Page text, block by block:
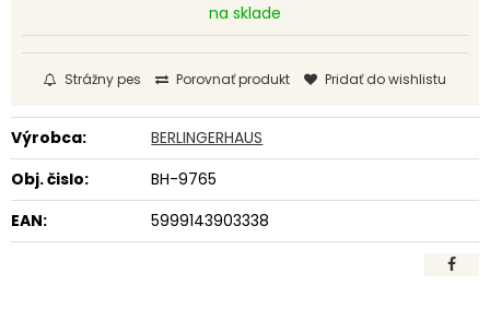
na sklade
Strážny pes Porovnať produkt Pridať do wishlistu
Výrobca:
BERLINGERHAUS
Obj. čislo:
BH-9765
EAN:
5999143903338